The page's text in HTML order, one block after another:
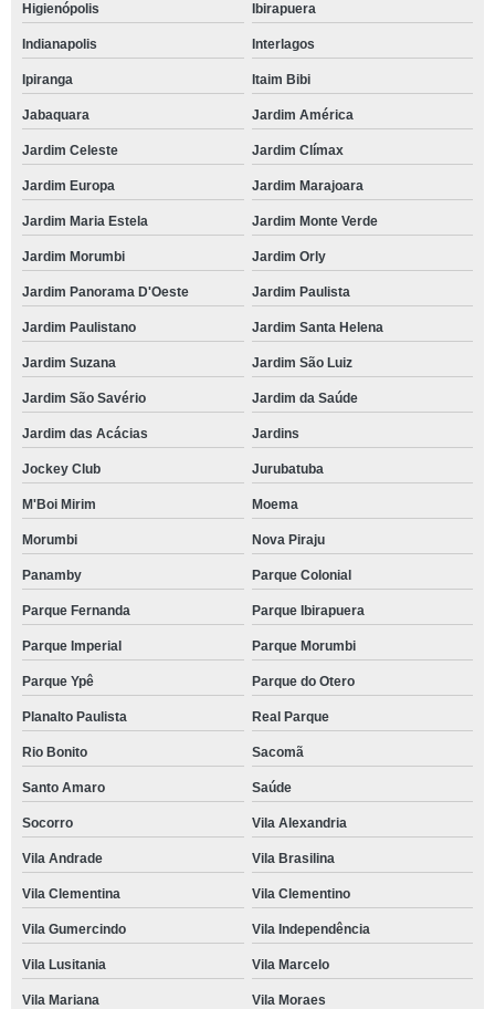
Higienópolis Ibirapuera
Indianapolis Interlagos
Ipiranga Itaim Bibi
Jabaquara Jardim América
Jardim Celeste Jardim Clímax
Jardim Europa Jardim Marajoara
Jardim Maria Estela Jardim Monte Verde
Jardim Morumbi Jardim Orly
Jardim Panorama D'Oeste Jardim Paulista
Jardim Paulistano Jardim Santa Helena
Jardim Suzana Jardim São Luiz
Jardim São Savério Jardim da Saúde
Jardim das Acácias Jardins
Jockey Club Jurubatuba
M'Boi Mirim Moema
Morumbi Nova Piraju
Panamby Parque Colonial
Parque Fernanda Parque Ibirapuera
Parque Imperial Parque Morumbi
Parque Ypê Parque do Otero
Planalto Paulista Real Parque
Rio Bonito Sacomã
Santo Amaro Saúde
Socorro Vila Alexandria
Vila Andrade Vila Brasilina
Vila Clementina Vila Clementino
Vila Gumercindo Vila Independência
Vila Lusitania Vila Marcelo
Vila Mariana Vila Moraes